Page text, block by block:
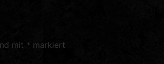
mit * markiert